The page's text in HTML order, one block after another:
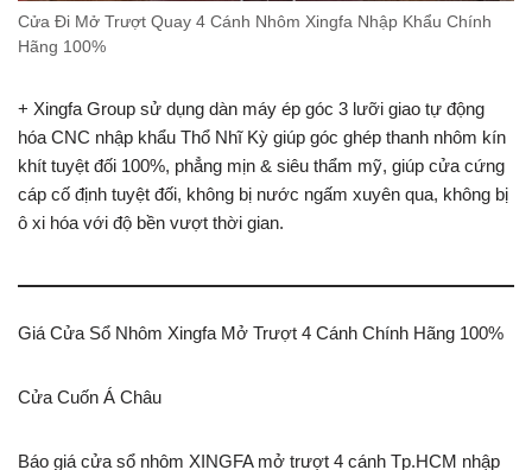
Cửa Đi Mở Trượt Quay 4 Cánh Nhôm Xingfa Nhập Khẩu Chính
Hãng 100%
+ Xingfa Group sử dụng dàn máy ép góc 3 lưỡi giao tự động
hóa CNC nhập khẩu Thổ Nhĩ Kỳ giúp góc ghép thanh nhôm kín
khít tuyệt đối 100%, phẳng mịn & siêu thẩm mỹ, giúp cửa cứng
cáp cố định tuyệt đối, không bị nước ngấm xuyên qua, không bị
ô xi hóa với độ bền vượt thời gian.
Giá Cửa Sổ Nhôm Xingfa Mở Trượt 4 Cánh Chính Hãng 100%
Cửa Cuốn Á Châu
Báo giá cửa sổ nhôm XINGFA mở trượt 4 cánh Tp.HCM nhập